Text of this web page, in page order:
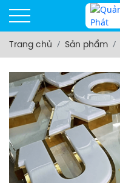
Trang chủ Sản phẩm